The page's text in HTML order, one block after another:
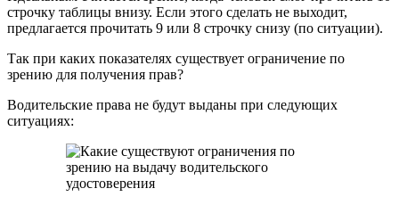
строчку таблицы внизу. Если этого сделать не выходит,
предлагается прочитать 9 или 8 строчку снизу (по ситуации).
Так при каких показателях существует ограничение по
зрению для получения прав?
Водительские права не будут выданы при следующих
ситуациях: